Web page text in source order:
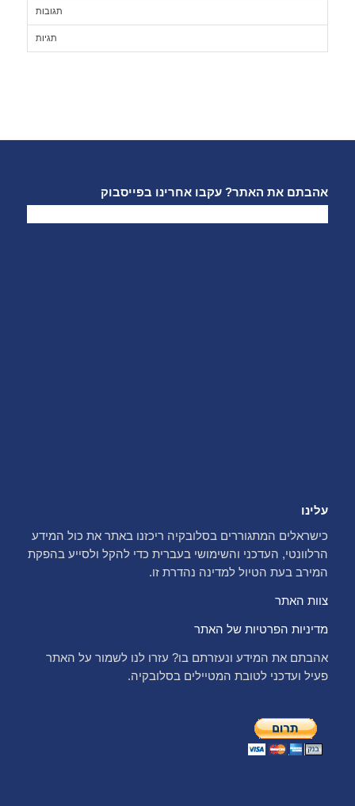
תגובות
תגיות
אהבתם את האתר? עקבו אחרינו בפייסבוק
עלינו
כישראלים המתגוררים בסלובקיה ריכזנו באתר את כול המידע
הרלוונטי, העדכני והשימושי בעברית כדי להקל ולסייע בהפקת
המירב בעת הטיול למדינה נהדרת זו.
צוות האתר
מדיניות הפרטיות של האתר
אהבתם את המידע ונעזרתם בו? עזרו לנו לשמור על האתר
פעיל ועדכני לטובת המטיילים בסלובקיה.